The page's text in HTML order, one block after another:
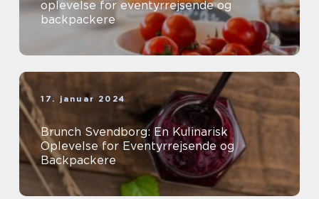
oplevelse for eventyrrejsende og
backpackere
17. januar 2024
Brunch Svendborg: En Kulinarisk
Oplevelse for Eventyrrejsende og
Backpackere